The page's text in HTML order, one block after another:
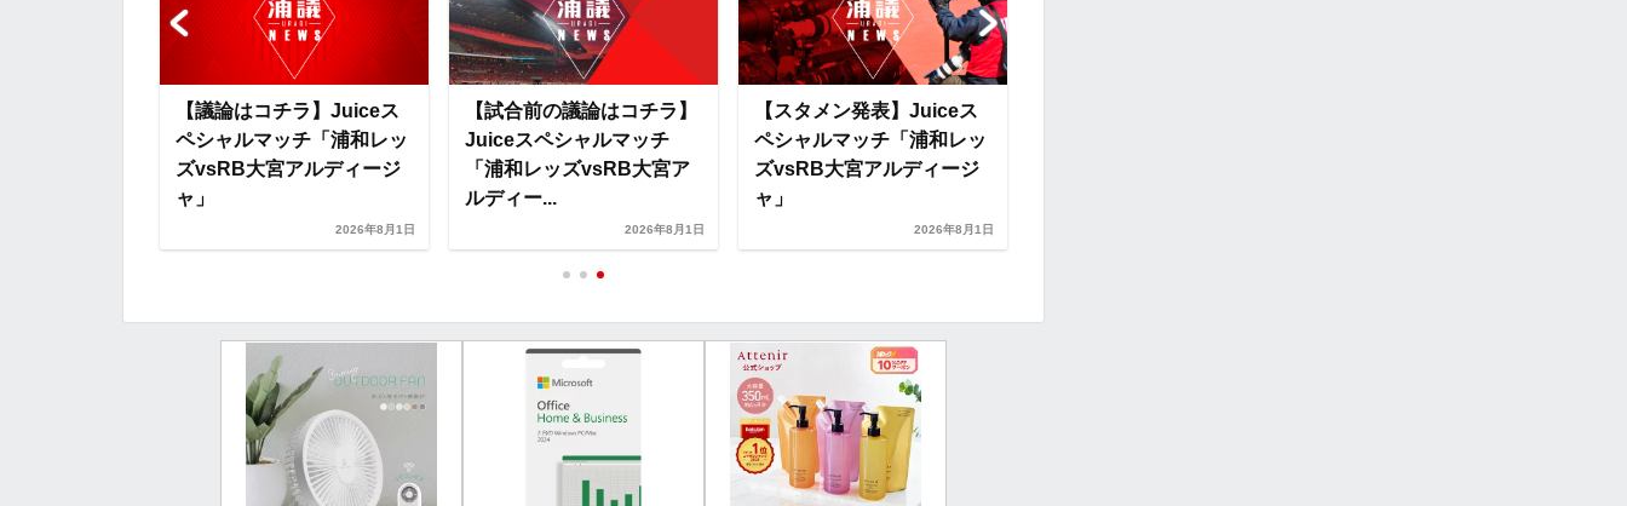
k k
【議論はコチラ】Juiceス
ペシャルマッチ「浦和レッ
ズvsRB大宮アルディージ
ャ」
2026年8月1日
【試合前の議論はコチラ】
Juiceスペシャルマッチ
「浦和レッズvsRB大宮ア
ルディー...
2026年8月1日
【スタメン発表】Juiceス
ペシャルマッチ「浦和レッ
ズvsRB大宮アルディージ
ャ」
2026年8月1日